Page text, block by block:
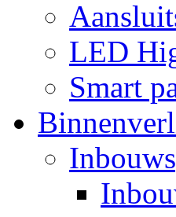
LED
Smart